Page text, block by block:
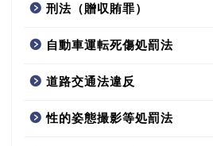
刑法（贈収賄罪）
自動車運転死傷処罰法
道路交通法違反
性的姿態撮影等処罰法